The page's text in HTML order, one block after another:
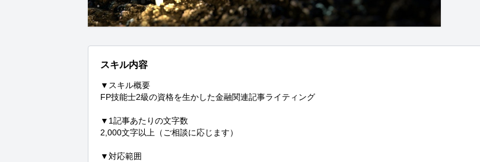
スキル内容
▼スキル概要
FP技能士2級の資格を生かした金融関連記事ライティング
▼1記事あたりの文字数
2,000文字以上（ご相談に応じます）
▼対応範囲